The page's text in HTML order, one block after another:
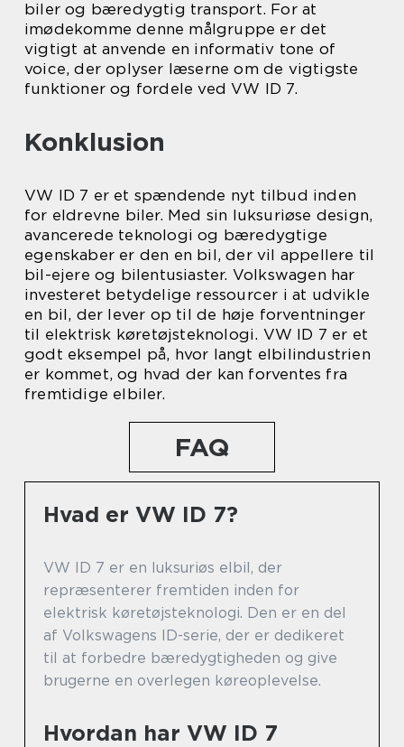
biler og bæredygtig transport. For at
imødekomme denne målgruppe er det
vigtigt at anvende en informativ tone of
voice, der oplyser læserne om de vigtigste
funktioner og fordele ved VW ID 7.
Konklusion
VW ID 7 er et spændende nyt tilbud inden
for eldrevne biler. Med sin luksuriøse design,
avancerede teknologi og bæredygtige
egenskaber er den en bil, der vil appellere til
bil-ejere og bilentusiaster. Volkswagen har
investeret betydelige ressourcer i at udvikle
en bil, der lever op til de høje forventninger
til elektrisk køretøjsteknologi. VW ID 7 er et
godt eksempel på, hvor langt elbilindustrien
er kommet, og hvad der kan forventes fra
fremtidige elbiler.
FAQ
Hvad er VW ID 7?
VW ID 7 er en luksuriøs elbil, der
repræsenterer fremtiden inden for
elektrisk køretøjsteknologi. Den er en del
af Volkswagens ID-serie, der er dedikeret
til at forbedre bæredygtigheden og give
brugerne en overlegen køreoplevelse.
Hvordan har VW ID 7